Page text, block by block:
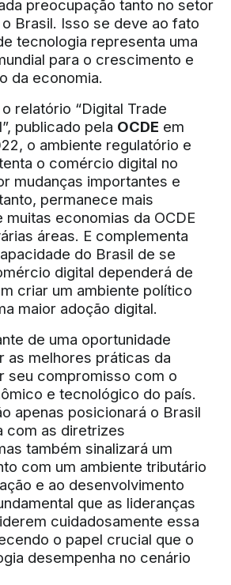
preocupação tanto no setor
Brasil. Isso se deve ao fato
tecnologia representa uma
para o crescimento e
da economia.
relatório “Digital Trade
publicado pela OCDE em
o ambiente regulatório e
o comércio digital no
mudanças importantes e
permanece mais
economias da OCDE
áreas. E complementa
do Brasil de se
digital dependerá de
criar um ambiente político
maior adoção digital.
de uma oportunidade
as melhores práticas da
seu compromisso com o
e tecnológico do país.
apenas posicionará o Brasil
com as diretrizes
também sinalizará um
com um ambiente tributário
e ao desenvolvimento
que as lideranças
cuidadosamente essa
o papel crucial que o
desempenha no cenário